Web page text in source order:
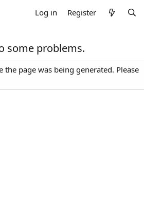
Log in Register
some problems.
page was being generated. Please